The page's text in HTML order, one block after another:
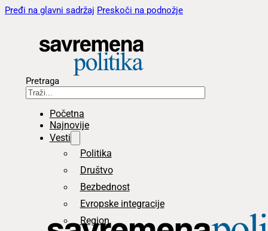
Pređi na glavni sadržaj Preskoči na podnožje
Pretraga
Početna
Najnovije
Vesti
Politika
Društvo
Bezbednost
Evropske integracije
Region